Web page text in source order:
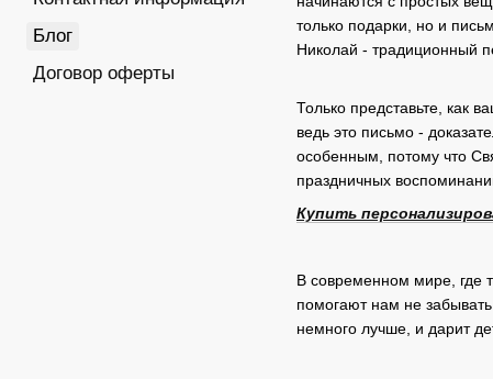
только подарки, но и
Николай - традиционный
Только представьте, как
ведь это письмо -
особенным, потому что
праздничных
Купить
В современном мире, где
помогают нам не
немного лучше, и дарит
Блог
Договор оферты